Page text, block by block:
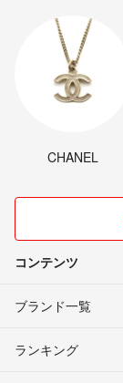
CHANEL
コンテンツ
ブランド一覧
ランキング